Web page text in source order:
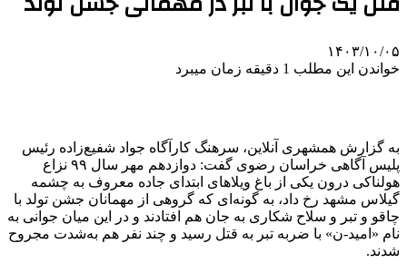
۱۴۰۳/۱۰/۰۵
خواندن این مطلب 1 دقیقه زمان میبرد
به گزارش همشهری آنلاین، سرهنگ کارآگاه جواد شفیع‌زاده رئیس
پلیس آگاهی خراسان رضوی گفت: دوازدهم مهر سال ۹۹ نزاع
هولناکی درون یکی از باغ ویلاهای ابتدای جاده معروف به چشمه
گیلاس مشهد رخ داد، به گونه‌ای که گروهی از مهمانان جشن تولد با
چاقو و تبر و سلاح شکاری به جان هم افتادند و در این میان جوانی به
نام «امید-ن» با ضربه تبر به قتل رسید و چند نفر هم به‌شدت مجروح
شدند.